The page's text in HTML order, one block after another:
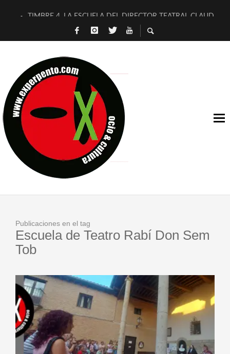
TIMBRE 4, LA ESCUELA DEL DIRECTOR TEATRAL CLAUDIO
30 AÑOS (NO ES NADA) DE LA KATARSIS DEL TOMATAZO
D’BALDOMEROS REINVENTAN [BITÁCORA 3.0] EN EXVITA
MARSHALL FLASH PRESENTA EN EXVITA [RELATIVA
JOFRE BARDAGÍ EN EXVITA INTERPRETANDO A SERRAT
YORCH PRESENTA [CURSO DE ARMONÍA PERSECUTORIA]
MAGALÍ SARE NOS EXPLICA [DESCASADA]
«NO TENGO PUTOS SUEÑOS»
Publicaciones en el tag
Escuela de Teatro Rabí Don Sem
Tob